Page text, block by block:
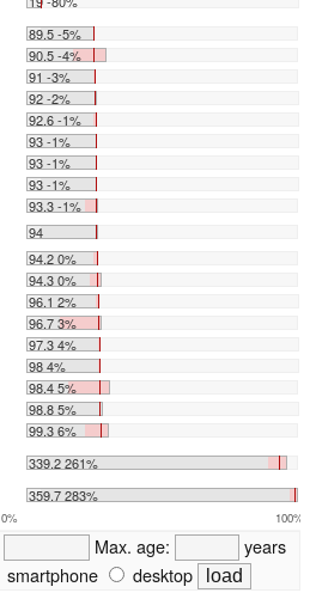
89.5 -5%
90.5 -4%
91 -3%
92 -2%
92.6 -1%
93 -1%
93 -1%
93 -1%
93.3 -1%
94
94.2 0%
94.3 0%
96.1 2%
96.7 3%
97.3 4%
98 4%
98.4 5%
98.8 5%
99.3 6%
339.2 261%
359.7 283%
0% 100%
Max. age:
years
smartphone desktop